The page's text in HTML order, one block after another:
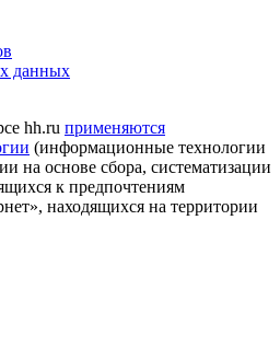
данных
hh.ru применяются
(информационные технологии
на основе сбора, систематизации
к предпочтениям
находящихся на территории